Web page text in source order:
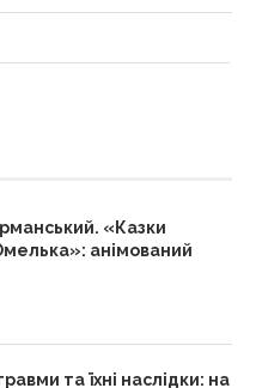
«Казки
анімований
та їхні наслідки: на